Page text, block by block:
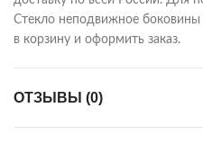
Стекло неподвижное боковины
в корзину и оформить заказ.
ОТЗЫВЫ (0)